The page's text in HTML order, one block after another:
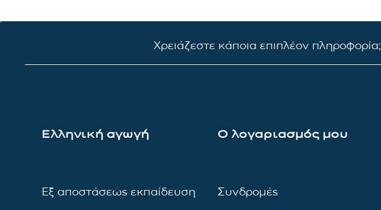
Χρειάζεστε κάποια επιπλέον πληροφορία;
Ελληνική αγωγή
Εξ αποστάσεως εκπαίδευση
Ο λογαριασμός μου
Συνδρομές